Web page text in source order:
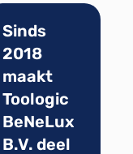
Sinds
2018
maakt
Toologic
BeNeLux
B.V. deel